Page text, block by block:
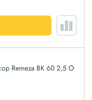
Remeza ВК 60 2,5 О